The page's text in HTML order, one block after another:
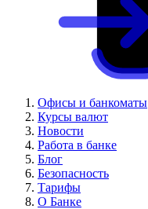
Офисы и банкоматы
Курсы валют
Новости
Работа в банке
Блог
Безопасность
Тарифы
О Банке